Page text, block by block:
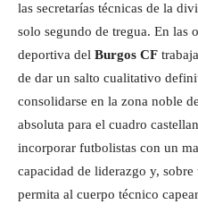
las secretarías técnicas de la
solo segundo de tregua. En las
deportiva del Burgos CF
de dar un salto cualitativo
consolidarse en la zona noble
absoluta para el cuadro
incorporar futbolistas con un
capacidad de liderazgo y,
permita al cuerpo técnico